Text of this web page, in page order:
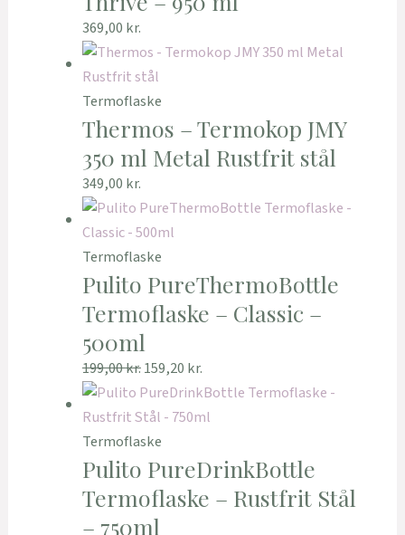
369,00 kr.
Termoflaske
Thermos – Termokop JMY
350 ml Metal Rustfrit stål
349,00 kr.
Termoflaske
Pulito PureThermoBottle
Termoflaske – Classic –
500ml
199,00kr.159,20 kr.
Termoflaske
Pulito PureDrinkBottle
Termoflaske – Rustfrit Stål
– 750ml